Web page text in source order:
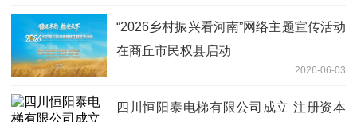
“2026乡村振兴看河南”网络主题宣传活动
在商丘市民权县启动
2026-06-03
四川恒阳泰电梯有限公司成立 注册资本